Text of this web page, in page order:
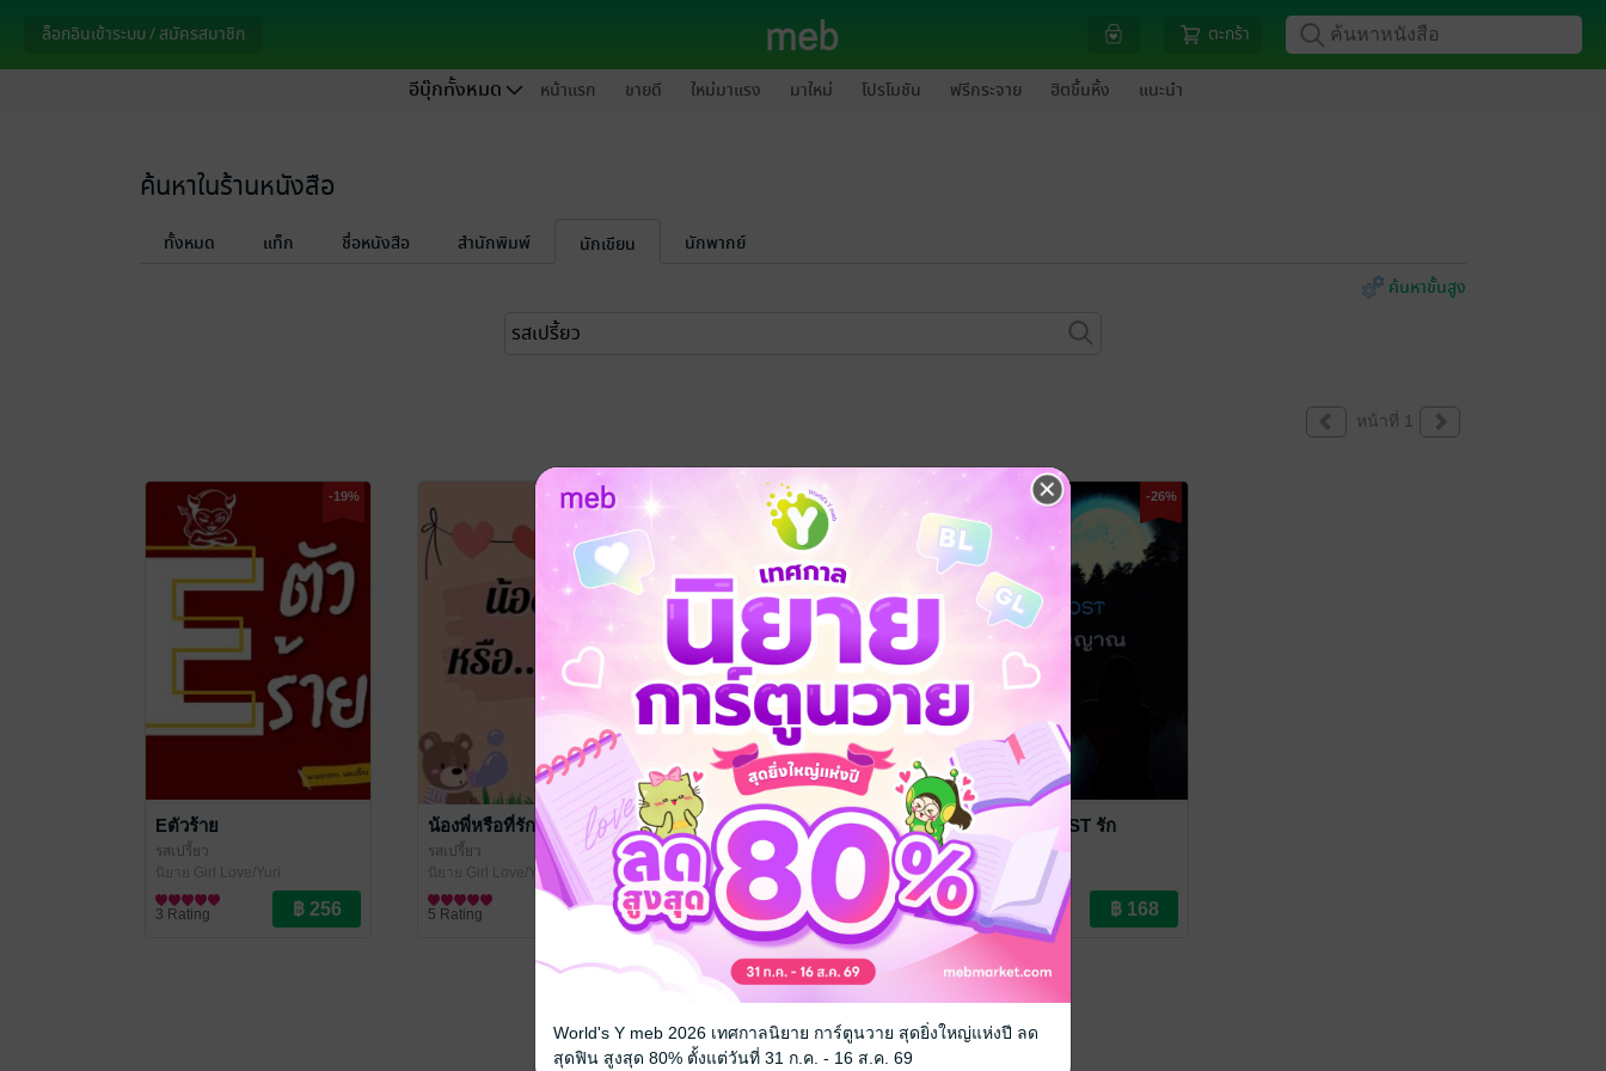
ล็อกอินเข้าระบบ / สมัครสมาชิก ตะกร้า
อีบุ๊กทั้งหมด หน้าแรก ขายดี ใหม่มาแรง มาใหม่ โปรโมชัน ฟรีกระจาย ฮิตขึ้นหิ้ง แนะนำ
ค้นหาในร้านหนังสือ
ทั้งหมด แท็ก ชื่อหนังสือ สำนักพิมพ์ นักเขียน
นักพากย์
ค้นหาขั้นสูง
หน้าที่ 1
-19%
Eตัวร้าย
รสเปรี้ยว
นิยาย Girl Love/Yuri
3 Rating
-20%
น้องพี่หรือที่รัก
รสเปรี้ยว
นิยาย Girl Love/Yuri
5 Rating
ํThe Magic หลงมนตรา
รสเปรี้ยว
นิยาย Girl Love/Yuri
4 Rating
-26%
LOVE GHOST รัก
วิญญาณ
รสเปรี้ยว
นิยาย Girl Love/Yuri
1 Rating
หน้าที่ 1
World's Y meb 2026 เทศกาลนิยาย การ์ตูนวาย สุดยิ่งใหญ่แห่งปี ลด
สุดฟิน สูงสุด 80% ตั้งแต่วันที่ 31 ก.ค. - 16 ส.ค. 69